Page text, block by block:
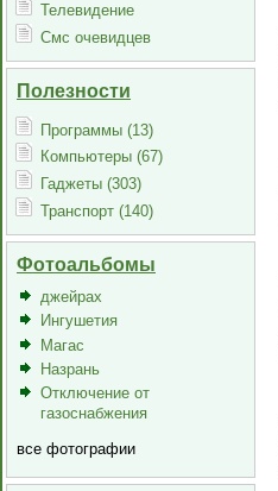
Телевидение
Смс очевидцев
Полезности
Программы (13)
Компьютеры (67)
Гаджеты (303)
Транспорт (140)
Фотоальбомы
джейрах
Ингушетия
Магас
Назрань
Отключение от
газоснабжения
все фотографии